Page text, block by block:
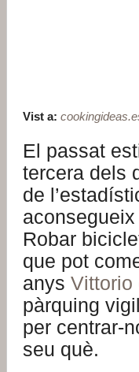
Vist a:
El passat
tercera dels
de
Robar
que pot
anys Vittorio
pàrquing
per centrar-
seu què.